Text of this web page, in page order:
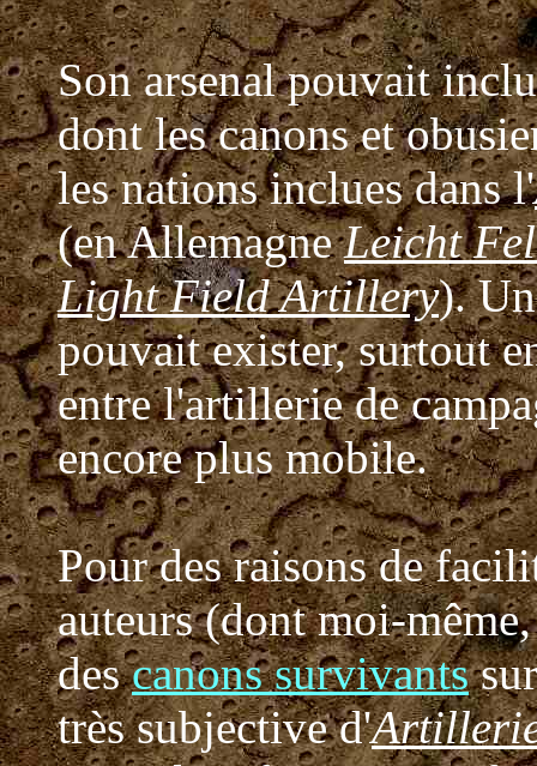
Son arsenal pouvait
dont les canons et
les nations inclues dans l'
(en AllemagneLeicht
Light Field Artillery).
pouvait exister, surtout
entre l'artillerie de
encore plus mobile.
Pour des raisons de
auteurs (dont moi-
descanons survivants
très subjective d'